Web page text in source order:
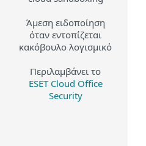
Άμεση ειδοποίηση
όταν εντοπίζεται
κακόβουλο λογισμικό
Περιλαμβάνει το
ESET Cloud Office
Security